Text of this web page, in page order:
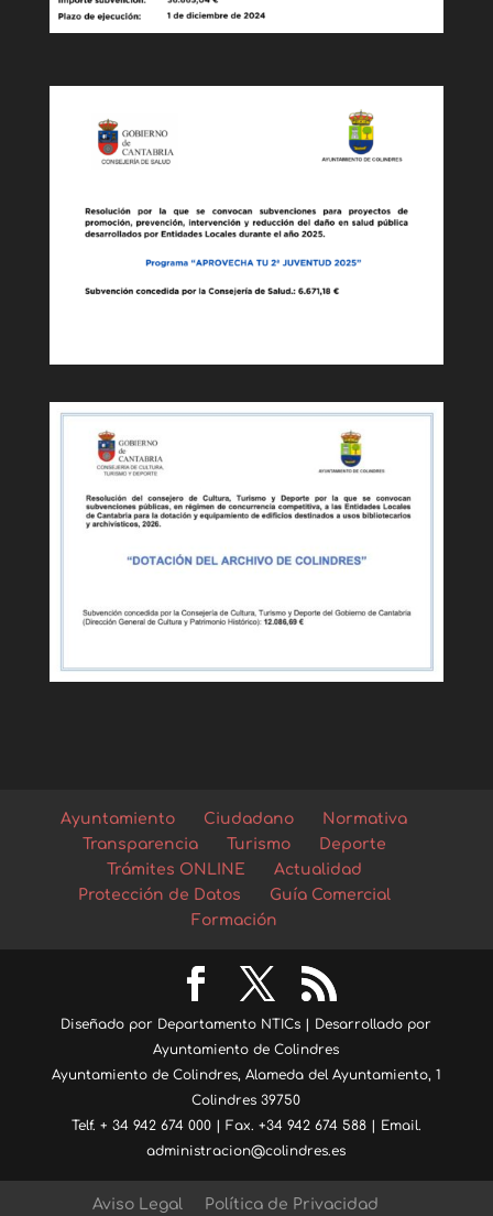
Ayuntamiento Ciudadano
Normativa
Transparencia
Turismo
Deporte
Trámites ONLINE
Actualidad
Protección de Datos
Guía Comercial
Formación
Diseñado por Departamento NTICs | Desarrollado por
Ayuntamiento de Colindres
Ayuntamiento de Colindres, Alameda del Ayuntamiento, 1
Colindres 39750
Telf. + 34 942 674 000 | Fax. +34 942 674 588 | Email.
administracion@colindres.es
Aviso Legal Política de Privacidad